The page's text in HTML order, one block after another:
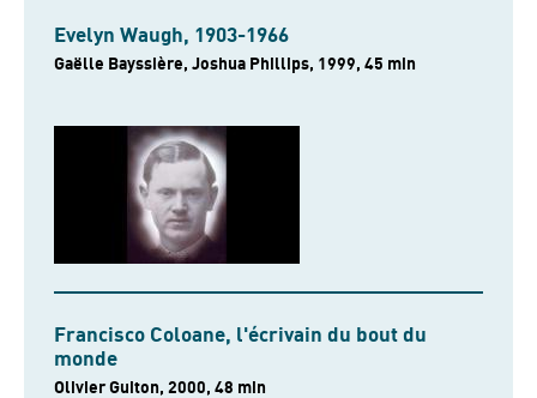
Evelyn Waugh, 1903-1966
Gaëlle Bayssière, Joshua Phillips, 1999, 45 min
Francisco Coloane, l'écrivain du bout du
monde
Olivier Guiton, 2000, 48 min